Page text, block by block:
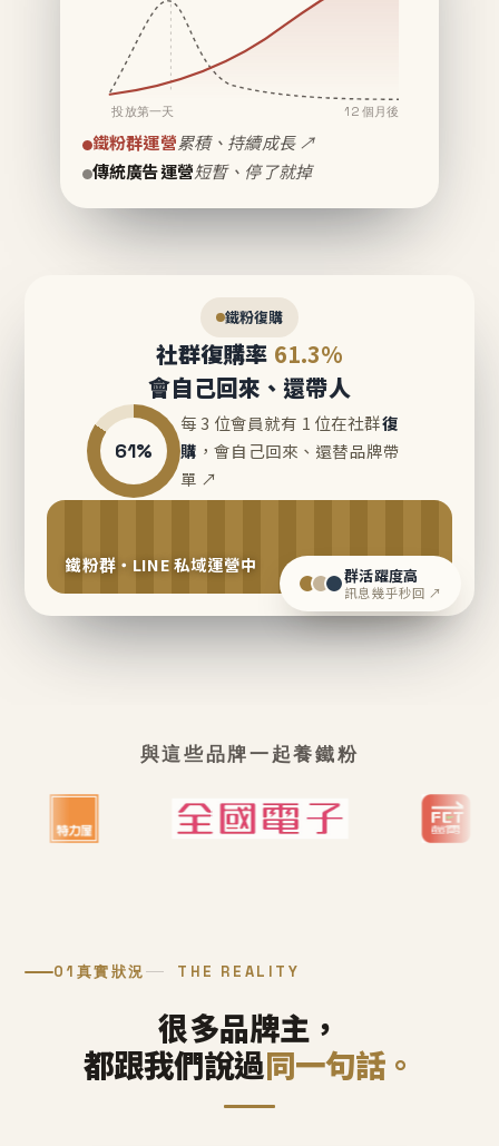
投放第一天 12 個月後
鐵粉群運營累積、持續成長 ↗
傳統廣告運營短暫、停了就掉
鐵粉復購
社群復購率 61.3%
會自己回來、還帶人
61%
每 3 位會員就有 1 位在社群復
購 ，會自己回來、還替品牌帶
單 ↗
鐵粉群・LINE 私域運營中 群活躍度高
訊息幾乎秒回 ↗
與這些品牌一起養鐵粉
01 真實狀況 THE REALITY
很多品牌主，
都跟我們說過同一句話。